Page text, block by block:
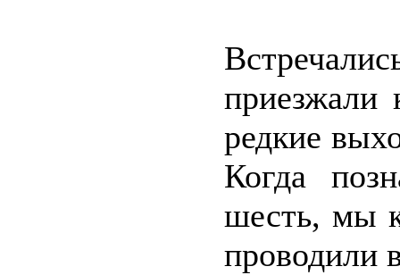
приезжали
редкие
Когда
шесть, мы
проводили